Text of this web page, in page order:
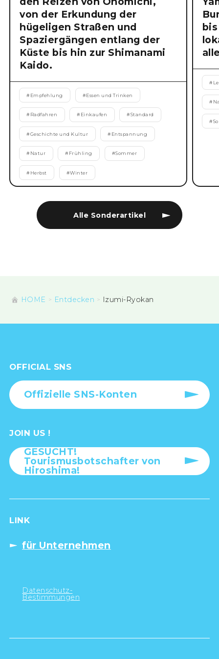
Alle Sonderartikel
von der Erkundung der
hügeligen Straßen und
Spaziergängen entlang der
Küste bis hin zur Shimanami
Kaido.
# Empfehlung #Essen und Trinken
# Radfahren # Einkaufen #Standard
#Geschichte und Kultur # Entspannung
# Natur # Frühling #Sommer
# Herbst #Winter
#
#
#
HOME Entdecken Izumi-Ryokan
OFFICIAL SNS
Offizielle SNS-Konten
JOIN US !
GESUCHT!
Tourismusbotschafter von
Hiroshima!
LINK
für Unternehmen
Datenschutz-
Bestimmungen